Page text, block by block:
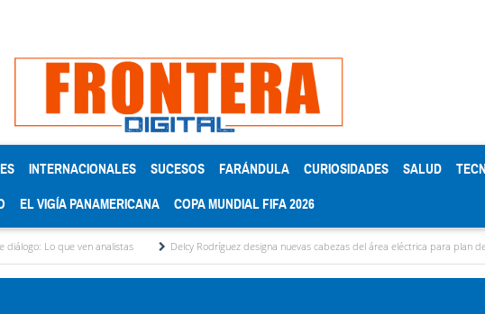
INTERNACIONALES SUCESOS FARÁNDULA CURIOSIDADES SALUD
EL VIGÍA PANAMERICANA COPA MUNDIAL FIFA 2026
que ven analistas Delcy Rodríguez designa nuevas cabezas del área eléctrica para plan de ahorro